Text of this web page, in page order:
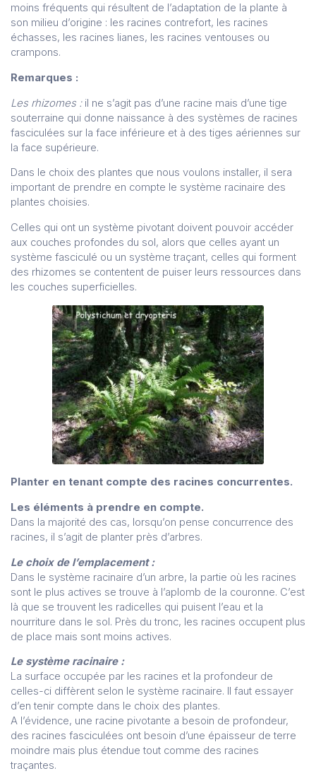
moins fréquents qui résultent de l’adaptation de la plante à
son milieu d’origine : les racines contrefort, les racines
échasses, les racines lianes, les racines ventouses ou
crampons.
Remarques :
Les rhizomes :il ne s’agit pas d’une racine mais d’une tige
souterraine qui donne naissance à des systèmes de racines
fasciculées sur la face inférieure et à des tiges aériennes sur
la face supérieure.
Dans le choix des plantes que nous voulons installer, il sera
important de prendre en compte le système racinaire des
plantes choisies.
Celles qui ont un système pivotant doivent pouvoir accéder
aux couches profondes du sol, alors que celles ayant un
système fasciculé ou un système traçant, celles qui forment
des rhizomes se contentent de puiser leurs ressources dans
les couches superficielles.
Planter en tenant compte des racines concurrentes.
Les éléments à prendre en compte.
Dans la majorité des cas, lorsqu’on pense concurrence des
racines, il s’agit de planter près d’arbres.
Le choix de l’emplacement :
Dans le système racinaire d’un arbre, la partie où les racines
sont le plus actives se trouve à l’aplomb de la couronne. C’est
là que se trouvent les radicelles qui puisent l’eau et la
nourriture dans le sol. Près du tronc, les racines occupent plus
de place mais sont moins actives.
Le système racinaire :
La surface occupée par les racines et la profondeur de
celles-ci diffèrent selon le système racinaire. Il faut essayer
d’en tenir compte dans le choix des plantes.
A l’évidence, une racine pivotante a besoin de profondeur,
des racines fasciculées ont besoin d’une épaisseur de terre
moindre mais plus étendue tout comme des racines
traçantes.